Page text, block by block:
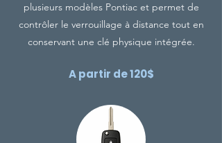
plusieurs modèles Pontiac et permet de
contrôler le verrouillage à distance tout en
conservant une clé physique intégrée.
A partir de 120$